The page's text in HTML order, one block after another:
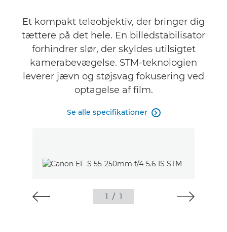
Anmeldelser
Et kompakt teleobjektiv, der bringer dig
tættere på det hele. En billedstabilisator
forhindrer slør, der skyldes utilsigtet
kamerabevægelse. STM-teknologien
leverer jævn og støjsvag fokusering ved
optagelse af film.
Se alle specifikationer 
1 / 1